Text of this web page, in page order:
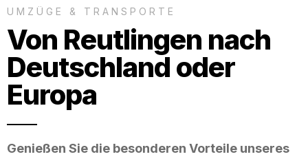
UMZÜGE & TRANSPORTE
Von Reutlingen nach
Deutschland oder
Europa
Genießen Sie die besonderen Vorteile unseres